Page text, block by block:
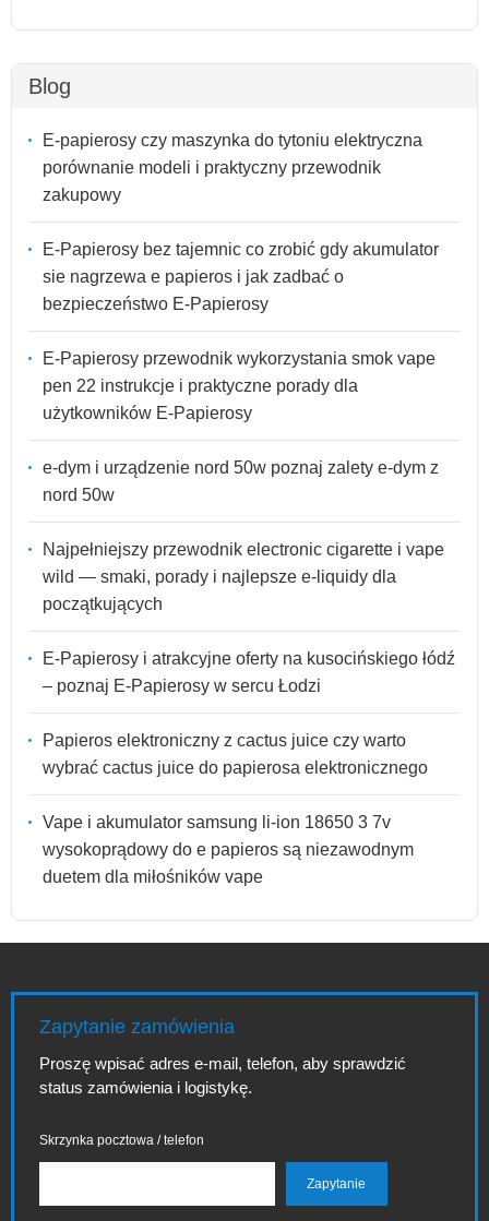
Blog
E-papierosy czy maszynka do tytoniu elektryczna
porównanie modeli i praktyczny przewodnik
zakupowy
E-Papierosy bez tajemnic co zrobić gdy akumulator
sie nagrzewa e papieros i jak zadbać o
bezpieczeństwo E-Papierosy
E-Papierosy przewodnik wykorzystania smok vape
pen 22 instrukcje i praktyczne porady dla
użytkowników E-Papierosy
e-dym i urządzenie nord 50w poznaj zalety e-dym z
nord 50w
Najpełniejszy przewodnik electronic cigarette i vape
wild — smaki, porady i najlepsze e-liquidy dla
początkujących
E-Papierosy i atrakcyjne oferty na kusocińskiego łódź
– poznaj E-Papierosy w sercu Łodzi
Papieros elektroniczny z cactus juice czy warto
wybrać cactus juice do papierosa elektronicznego
Vape i akumulator samsung li-ion 18650 3 7v
wysokoprądowy do e papieros są niezawodnym
duetem dla miłośników vape
Zapytanie zamówienia
Proszę wpisać adres e-mail, telefon, aby sprawdzić
status zamówienia i logistykę.
Skrzynka pocztowa / telefon